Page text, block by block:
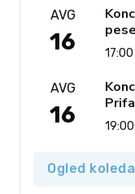
AVG
16
AVG
16
Ogled